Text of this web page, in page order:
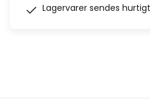
Lagervarer sendes hurtigt